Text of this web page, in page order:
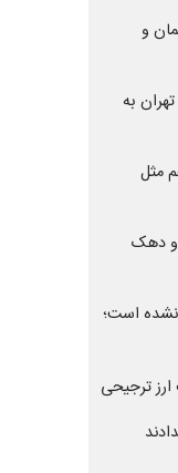
و
به
مثل
و دهک
است؛
ترجیحی